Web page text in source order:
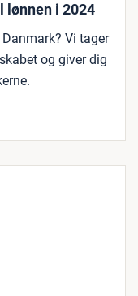
lønnen i 2024
Vi tager
og giver dig